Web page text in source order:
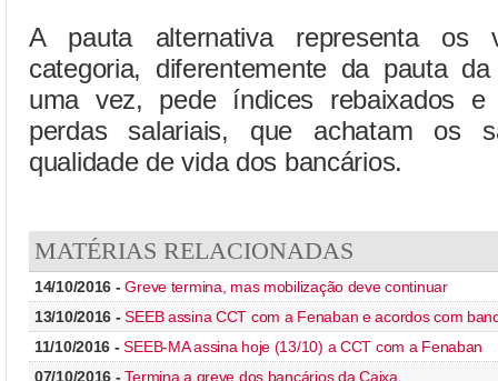
A pauta alternativa representa os
categoria, diferentemente da pauta
uma vez, pede índices rebaixados
perdas salariais, que achatam os
qualidade de vida dos bancários.
MATÉRIAS RELACIONADAS
14/10/2016 -Greve termina, mas mobilização deve continuar
13/10/2016 -SEEB assina CCT com a Fenaban e acordos com
11/10/2016 -SEEB-MA assina hoje (13/10) a CCT com a Fenaban
07/10/2016 -Termina a greve dos bancários da Caixa